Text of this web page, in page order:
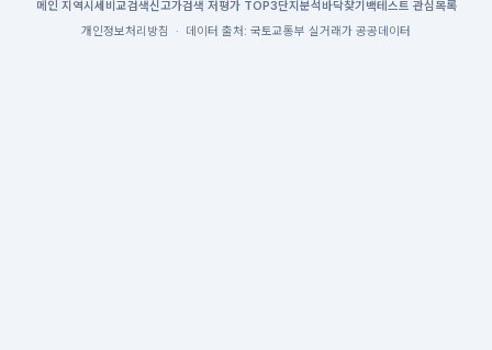
메인| 지역시세 비교검색신고가검색 저평가 TOP3단지분석 바닥찾기 백테스트 관심목록
개인정보처리방침
· 데이터 출처: 국토교통부 실거래가 공공데이터